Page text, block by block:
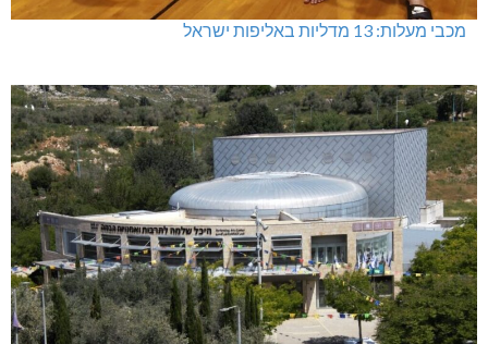
מכבי מעלות: 13 מדליות באליפות ישראל